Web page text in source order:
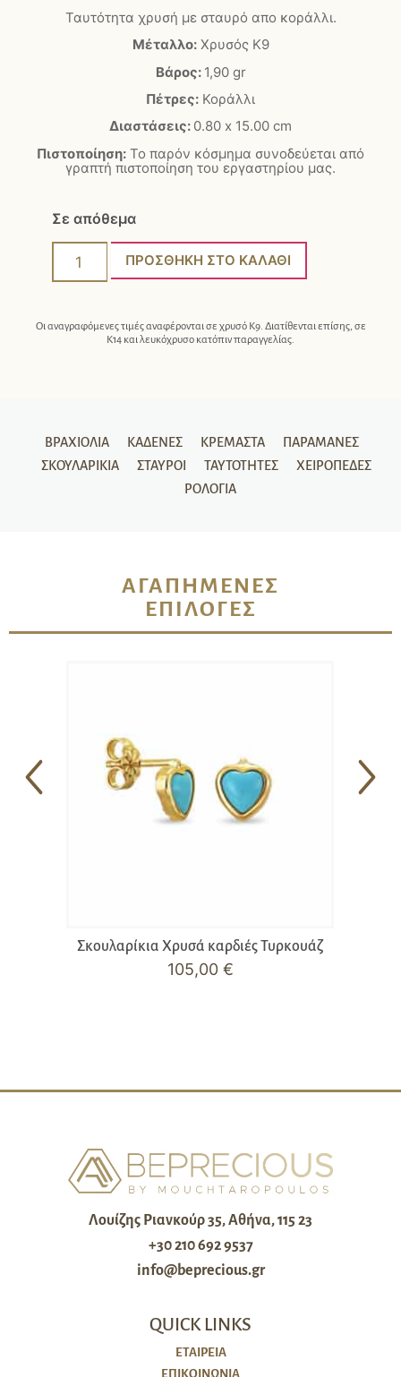
Ταυτότητα χρυσή με σταυρό απο κοράλλι.
Μέταλλο:Χρυσός Κ9
Βάρος: 1,90 gr
Πέτρες: Κοράλλι
Διαστάσεις: 0.80 x 15.00 cm
Πιστοποίηση: Το παρόν κόσμημα συνοδεύεται από
γραπτή πιστοποίηση του εργαστηρίου μας.
Σε απόθεμα
ΠΡΟΣΘΉΚΗ ΣΤΟ ΚΑΛΆΘΙ
Οι αναγραφόμενες τιμές αναφέρονται σε χρυσό Κ9. Διατίθενται επίσης, σε
Κ14 και λευκόχρυσο κατόπιν παραγγελίας.
ΒΡΑΧΙΌΛΙΑ ΚΑΔΈΝΕΣ ΚΡΕΜΑΣΤΆ
ΠΑΡΑΜΆΝΕΣ
ΣΚΟΥΛΑΡΊΚΙΑ
ΣΤΑΥΡΟΊ ΤΑΥΤΌΤΗΤΕΣ
ΧΕΙΡΟΠΈΔΕΣ
ΡΟΛΌΓΙΑ
ΑΓΑΠΗΜΈΝΕΣ
ΕΠΙΛΟΓΈΣ
Σκουλαρίκια Χρυσά καρδιές Τυρκουάζ
105,00 €
Λουίζης Ριανκούρ 35, Αθήνα, 115 23
+30 210 692 9537
info@beprecious.gr
QUICK LINKS
ΕΤΑΙΡΕΙΑ
ΕΠΙΚΟΙΝΩΝΙΑ